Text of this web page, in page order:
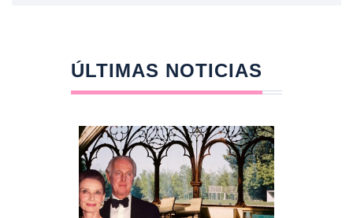
ÚLTIMAS NOTICIAS